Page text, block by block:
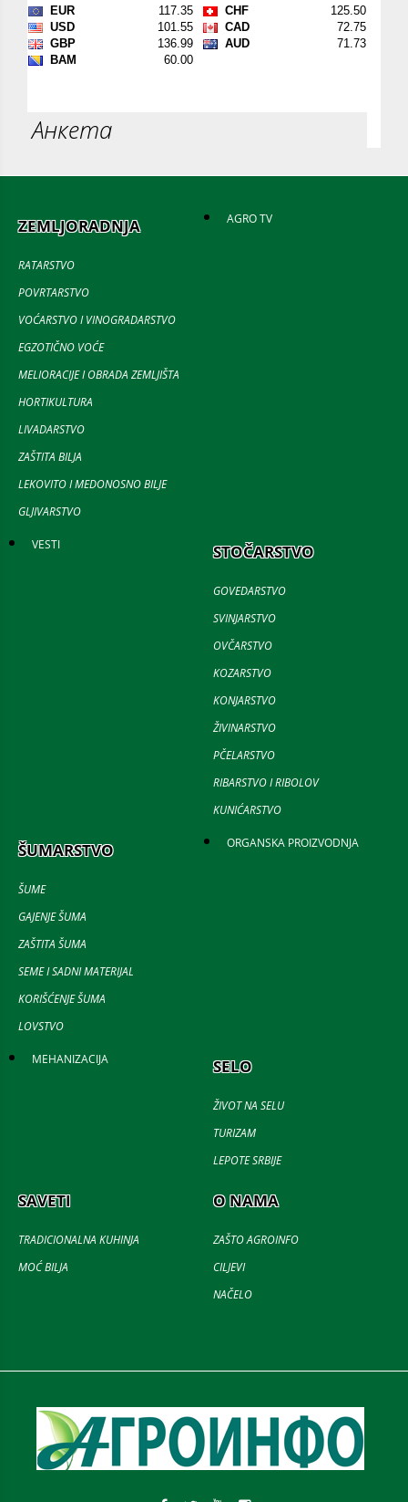
Анкета
ZEMLJORADNJA
RATARSTVO
POVRTARSTVO
VOĆARSTVO I VINOGRADARSTVO
EGZOTIČNO VOĆE
MELIORACIJE I OBRADA ZEMLJIŠTA
HORTIKULTURA
LIVADARSTVO
ZAŠTITA BILJA
LEKOVITO I MEDONOSNO BILJE
GLJIVARSTVO
AGRO TV
VESTI STOČARSTVO
GOVEDARSTVO
SVINJARSTVO
OVČARSTVO
KOZARSTVO
KONJARSTVO
ŽIVINARSTVO
PČELARSTVO
RIBARSTVO I RIBOLOV
KUNIĆARSTVO
ŠUMARSTVO
ŠUME
GAJENJE ŠUMA
ZAŠTITA ŠUMA
SEME I SADNI MATERIJAL
KORIŠĆENJE ŠUMA
LOVSTVO
ORGANSKA PROIZVODNJA
MEHANIZACIJA SELO
ŽIVOT NA SELU
TURIZAM
LEPOTE SRBIJE
SAVETI
TRADICIONALNA KUHINJA
MOĆ BILJA
O NAMA
ZAŠTO AGROINFO
CILJEVI
NAČELO